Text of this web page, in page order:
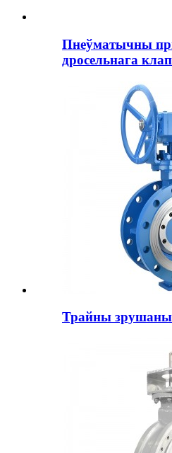
Пнеўматычны
дросельнага
Трайны